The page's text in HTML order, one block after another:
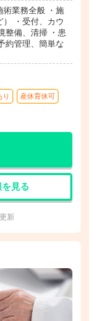
術業務全般 ・施
） ・受付、カウ
整備、清掃 ・患
約管理、簡単な
り 産休育休可
見る
新